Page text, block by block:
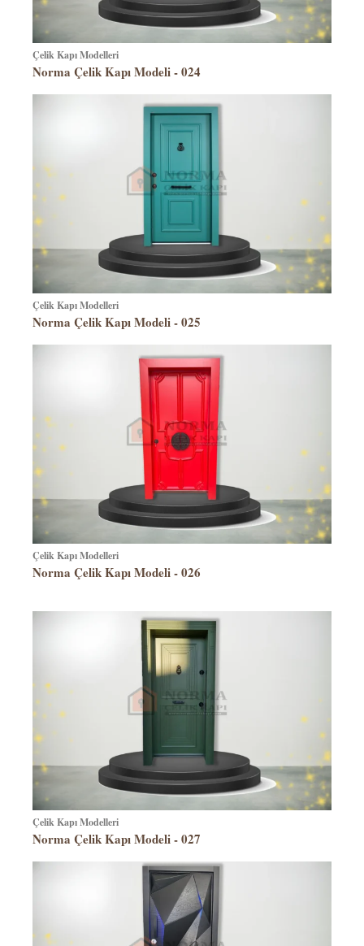
Çelik Kapı Modelleri
Norma Çelik Kapı Modeli - 024
Çelik Kapı Modelleri
Norma Çelik Kapı Modeli - 025
Çelik Kapı Modelleri
Norma Çelik Kapı Modeli - 026
Çelik Kapı Modelleri
Norma Çelik Kapı Modeli - 027